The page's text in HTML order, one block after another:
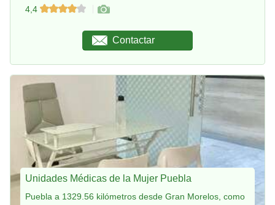
4,4
Contactar
Unidades Médicas de la Mujer Puebla
Puebla a 1329.56 kilómetros desde Gran Morelos, como